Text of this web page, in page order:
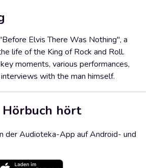
Elvis There Was Nothing", a
life of the King of Rock and Roll.
moments, various performances,
with the man himself.
hört
der Audioteka-App auf Android- und